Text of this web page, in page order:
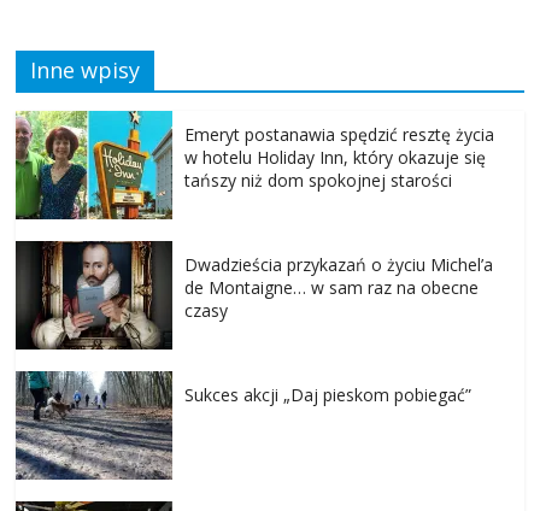
Inne wpisy
Emeryt postanawia spędzić resztę życia
w hotelu Holiday Inn, który okazuje się
tańszy niż dom spokojnej starości
Dwadzieścia przykazań o życiu Michel’a
de Montaigne… w sam raz na obecne
czasy
Sukces akcji „Daj pieskom pobiegać”